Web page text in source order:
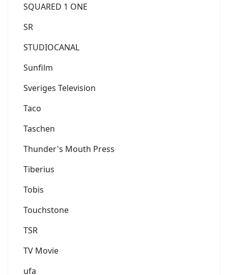
SQUARED 1 ONE
SR
STUDIOCANAL
Sunfilm
Sveriges Television
Taco
Taschen
Thunder's Mouth Press
Tiberius
Tobis
Touchstone
TSR
TV Movie
ufa